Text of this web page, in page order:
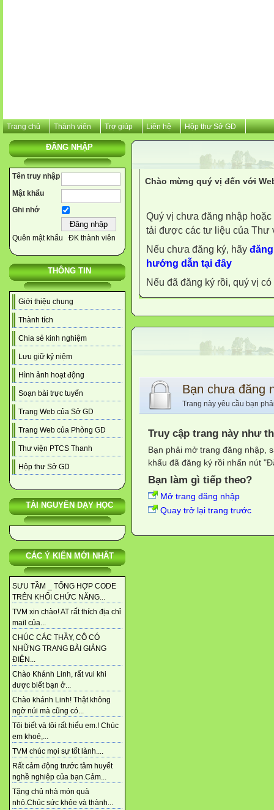
Trang chủ Thành viên Trợ giúp Liên hệ Hộp thư Sở GD
ĐĂNG NHẬP
Tên truy nhập
Mật khẩu
Ghi nhớ
Quên mật khẩu ĐK thành viên
THÔNG TIN
Giới thiệu chung
Thành tích
Chia sẻ kinh nghiệm
Lưu giữ kỷ niệm
Hình ảnh hoạt động
Soạn bài trực tuyến
Trang Web của Sở GD
Trang Web của Phòng GD
Thư viện PTCS Thanh
Hộp thư Sở GD
TÀI NGUYÊN DẠY HỌC
CÁC Ý KIẾN MỚI NHẤT
SƯU TẦM _ TỔNG HỢP CODE
TRÊN KHỐI CHỨC NĂNG...
TVM xin chào! AT rất thích địa chỉ
mail của...
CHÚC CÁC THẦY, CÔ CÓ
NHỮNG TRANG BÀI GIẢNG
ĐIỆN...
Chào Khánh Linh, rất vui khi
được biết bạn ở...
Chào khánh Linh! Thật không
ngờ núi mà cũng có...
Tôi biết và tôi rất hiểu em.! Chúc
em khoẻ,...
TVM chúc mọi sự tốt lành....
Rất cảm động trước tâm huyết
nghề nghiệp của bạn.Cảm...
Tặng chủ nhà món quà
nhỏ.Chúc sức khỏe và thành...
Chào mừng quý vị đến với
Quý vị chưa đăng nhập
tải được các tư liệu của Thư
Nếu chưa đăng ký, hãy
hướng dẫn tại đây
Nếu đã đăng ký rồi, quý vị
Bạn chưa đăng
Trang này yêu cầu bạn
Truy cập trang này như
Bạn phải mở trang đăng nhập,
khẩu đã đăng ký rồi nhấn nút
Bạn làm gì tiếp theo?
Mở trang đăng nhập
Quay trở lại trang trước